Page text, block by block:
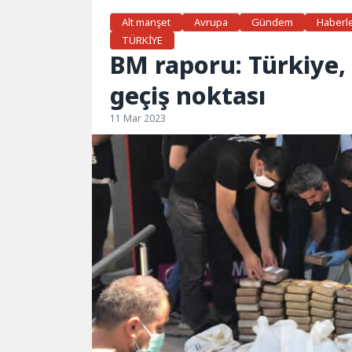
Alt manşet
Avrupa Gündem
TÜRKİYE
BM raporu: Türkiye,
geçiş noktası
11 Mar 2023